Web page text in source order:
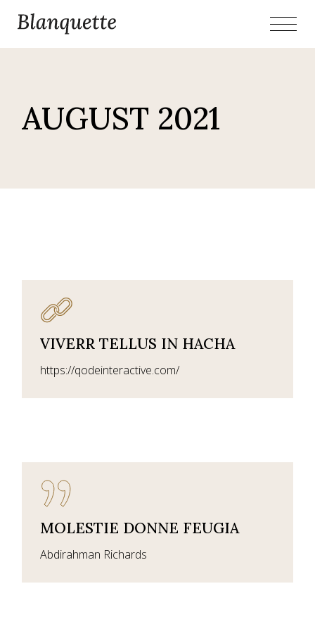
AUGUST 2021
VIVERR TELLUS IN HACHA
https://qodeinteractive.com/
MOLESTIE DONNE FEUGIA
Abdirahman Richards